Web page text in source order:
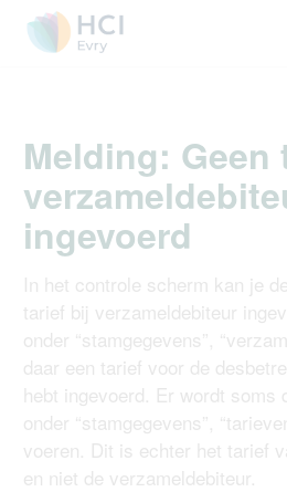
Melding: Geen
ingevoerd
In het controle scherm kan je
tarief bij verzameldebiteur
onder “stamgegevens”,
daar een tarief voor de
hebt ingevoerd. Er wordt soms
onder “stamgegevens”,
voeren. Dit is echter het tarief
en niet de verzameldebiteur.